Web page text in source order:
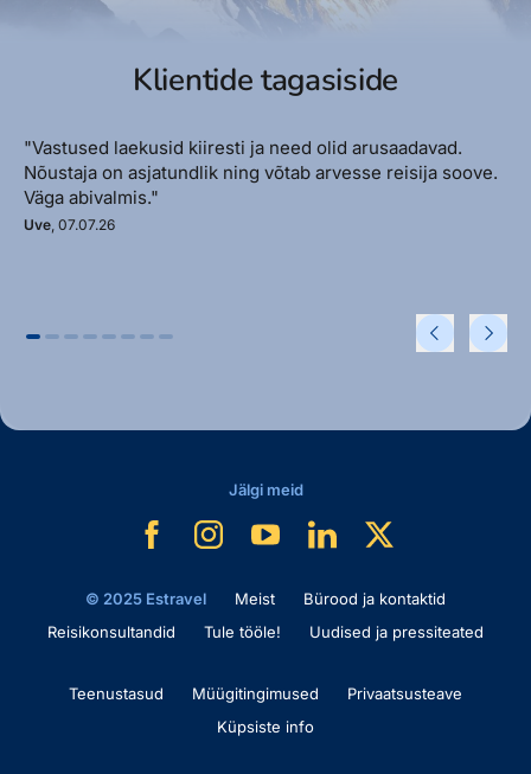
Klientide tagasiside
"Vastused laekusid kiiresti ja need olid arusaadavad.
Nõustaja on asjatundlik ning võtab arvesse reisija soove.
Väga abivalmis."
Uve, 07.07.26
© 2025 Estravel Meist
Bürood ja kontaktid
Reisikonsultandid
Tule tööle! Uudised ja pressiteated
Teenustasud Müügitingimused
Privaatsusteave
Küpsiste info
Jälgi meid